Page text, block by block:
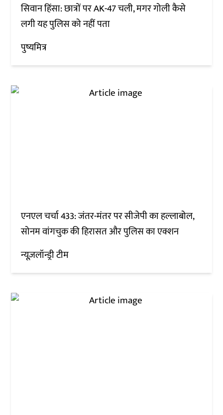
सिवान हिंसा: छात्रों पर AK-47 चली, मगर गोली कैसे
लगी यह पुलिस को नहीं पता
पुष्यमित्र
एनएल चर्चा 433: जंतर-मंतर पर सीजेपी का हल्लाबोल,
सोनम वांगचुक की हिरासत और पुलिस का एक्शन
न्यूज़लॉन्ड्री टीम